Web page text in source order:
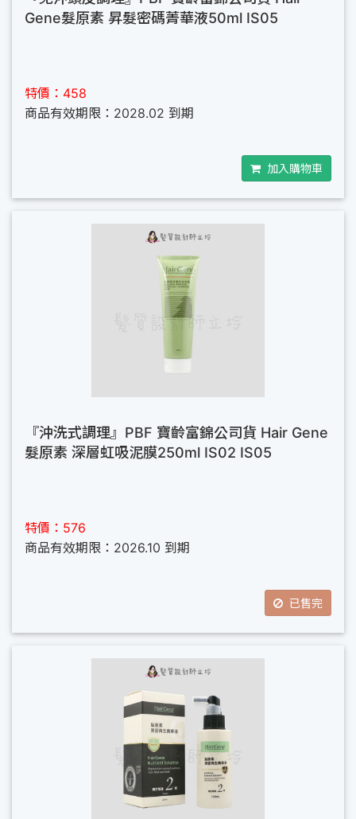
Gene髮原素 昇髮密碼菁華液50ml IS05
特價：458
商品有效期限：2028.02 到期
加入購物車
『沖洗式調理』PBF 寶齡富錦公司貨 Hair Gene
髮原素 深層虹吸泥膜250ml IS02 IS05
特價：576
商品有效期限：2026.10 到期
已售完